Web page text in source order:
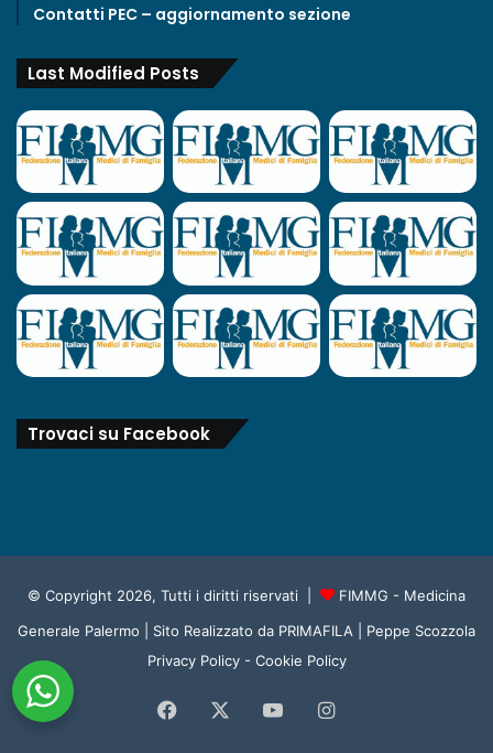
Contatti PEC – aggiornamento sezione
Last Modified Posts
Trovaci su Facebook
© Copyright 2026, Tutti i diritti riservati |
FIMMG - Medicina
Generale Palermo | Sito Realizzato da PRIMAFILA | Peppe Scozzola
Privacy Policy- Cookie Policy
Facebook Instagram